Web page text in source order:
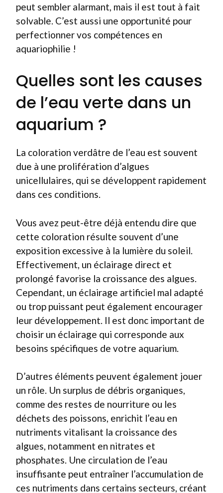
peut sembler alarmant, mais il est tout à fait
solvable. C’est aussi une opportunité pour
perfectionner vos compétences en
aquariophilie !
Quelles sont les causes
de l’eau verte dans un
aquarium ?
La coloration verdâtre de l’eau est souvent
due à une prolifération d’algues
unicellulaires, qui se développent rapidement
dans ces conditions.
Vous avez peut-être déjà entendu dire que
cette coloration résulte souvent d’une
exposition excessive à la lumière du soleil.
Effectivement, un éclairage direct et
prolongé favorise la croissance des algues.
Cependant, un éclairage artificiel mal adapté
ou trop puissant peut également encourager
leur développement. Il est donc important de
choisir un éclairage qui corresponde aux
besoins spécifiques de votre aquarium.
D’autres éléments peuvent également jouer
un rôle. Un surplus de débris organiques,
comme des restes de nourriture ou les
déchets des poissons, enrichit l’eau en
nutriments vitalisant la croissance des
algues, notamment en nitrates et
phosphates. Une circulation de l’eau
insuffisante peut entraîner l’accumulation de
ces nutriments dans certains secteurs, créant